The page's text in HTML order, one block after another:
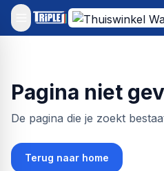
Pagina niet
De pagina die je zoekt
Terug naar home